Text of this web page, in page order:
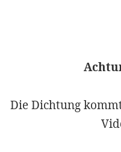
Die Dichtung